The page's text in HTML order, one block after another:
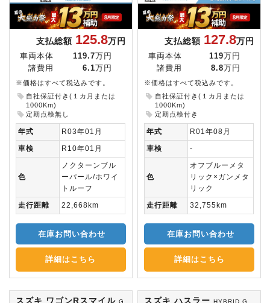
支払総額 125.8万円
車両本体 119.7万円
諸費用
6.1万円
※価格はすべて税込みです。
自社保証付き(１カ月または
1000Km)
定期点検無し
年式
R03年01月
車検
R10年01月
色
ノクターンブル
ーパール/ホワイ
トルーフ
走行距離
22,668km
在庫お問い合わせ
詳細はこちら
支払総額 127.8万円
車両本体 119万円
諸費用
8.8万円
※価格はすべて税込みです。
自社保証付き(１カ月または
1000Km)
定期点検付き
年式
R01年08月
車検
-
色
オフブルーメタ
リック×ガンメタ
リック
走行距離
32,755km
在庫お問い合わせ
詳細はこちら
スズキ ワゴンRスマイル G スズキ ハスラーHYBRID G